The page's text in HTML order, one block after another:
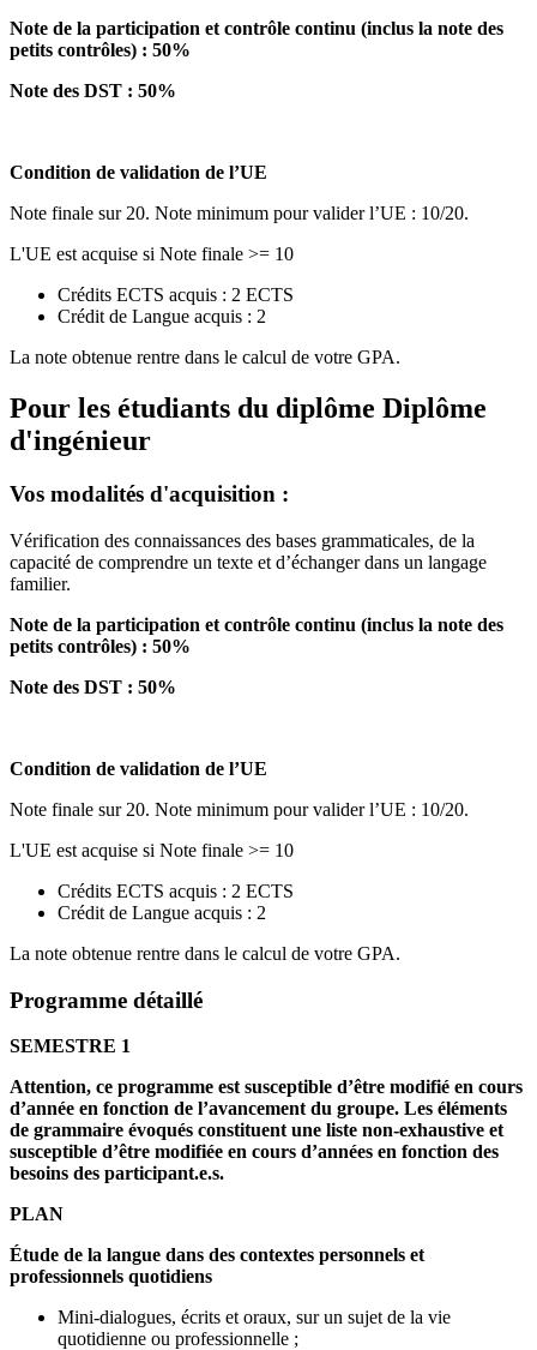
Note de la participation et contrôle continu (inclus la note des
petits contrôles) : 50%
Note des DST : 50%
Condition de validation de l’UE
Note finale sur 20. Note minimum pour valider l’UE : 10/20.
L'UE est acquise si Note finale >= 10
Crédits ECTS acquis : 2 ECTS
Crédit de Langue acquis : 2
La note obtenue rentre dans le calcul de votre GPA.
Pour les étudiants du diplôme Diplôme
d'ingénieur
Vos modalités d'acquisition :
Vérification des connaissances des bases grammaticales, de la
capacité de comprendre un texte et d’échanger dans un langage
familier.
Note de la participation et contrôle continu (inclus la note des
petits contrôles) : 50%
Note des DST : 50%
Condition de validation de l’UE
Note finale sur 20. Note minimum pour valider l’UE : 10/20.
L'UE est acquise si Note finale >= 10
Crédits ECTS acquis : 2 ECTS
Crédit de Langue acquis : 2
La note obtenue rentre dans le calcul de votre GPA.
Programme détaillé
SEMESTRE 1
Attention, ce programme est susceptible d’être modifié en cours
d’année en fonction de l’avancement du groupe. Les éléments
de grammaire évoqués constituent une liste non-exhaustive et
susceptible d’être modifiée en cours d’années en fonction des
besoins des participant.e.s.
PLAN
Étude de la langue dans des contextes personnels et
professionnels quotidiens
Mini-dialogues, écrits et oraux, sur un sujet de la vie
quotidienne ou professionnelle ;